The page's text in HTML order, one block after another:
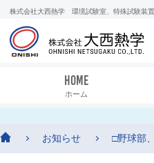
株式会社大西熱学 環境試験室、特殊試験装
HOME
ホーム
お知らせ □野球部